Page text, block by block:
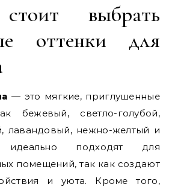
выбрать
оттенки для
— это мягкие, приглушенные
бежевый, светло-голубой,
лавандовый, нежно-желтый и
подходят для
помещений, так как создают
и уюта. Кроме того,